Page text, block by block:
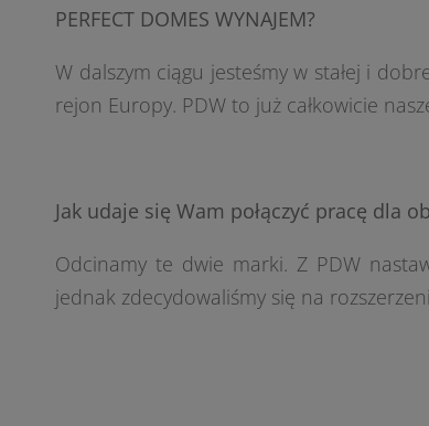
PERFECT DOMES WYNAJEM?
W dalszym ciągu jesteśmy w stałej i
rejon Europy. PDW to już całkowicie
Jak udaje się Wam połączyć pracę dla
Odcinamy te dwie marki. Z PDW
jednak zdecydowaliśmy się na